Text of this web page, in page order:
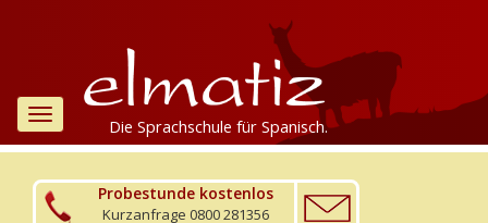
Toggle
navigation Die Sprachschule für Spanisch.
Probestunde kostenlos
Kurzanfrage 0800 281356